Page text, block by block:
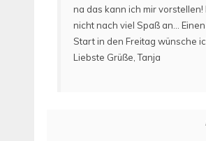
na das kann ich mir vorstellen!
nicht nach viel Spaß an…
Start in den Freitag wünsche
Liebste Grüße, Tanja